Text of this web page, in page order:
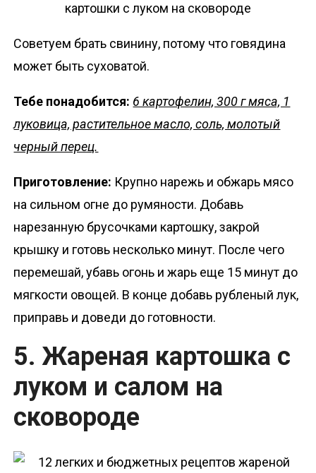
Советуем брать свинину, потому что говядина
может быть суховатой.
Тебе понадобится: 6 картофелин, 300 г мяса, 1
луковица, растительное масло, соль, молотый
черный перец.
Приготовление: Крупно нарежь и обжарь мясо
на сильном огне до румяности. Добавь
нарезанную брусочками картошку, закрой
крышку и готовь несколько минут. После чего
перемешай, убавь огонь и жарь еще 15 минут до
мягкости овощей. В конце добавь рубленый лук,
приправь и доведи до готовности.
5. Жареная картошка с
луком и салом на
сковороде